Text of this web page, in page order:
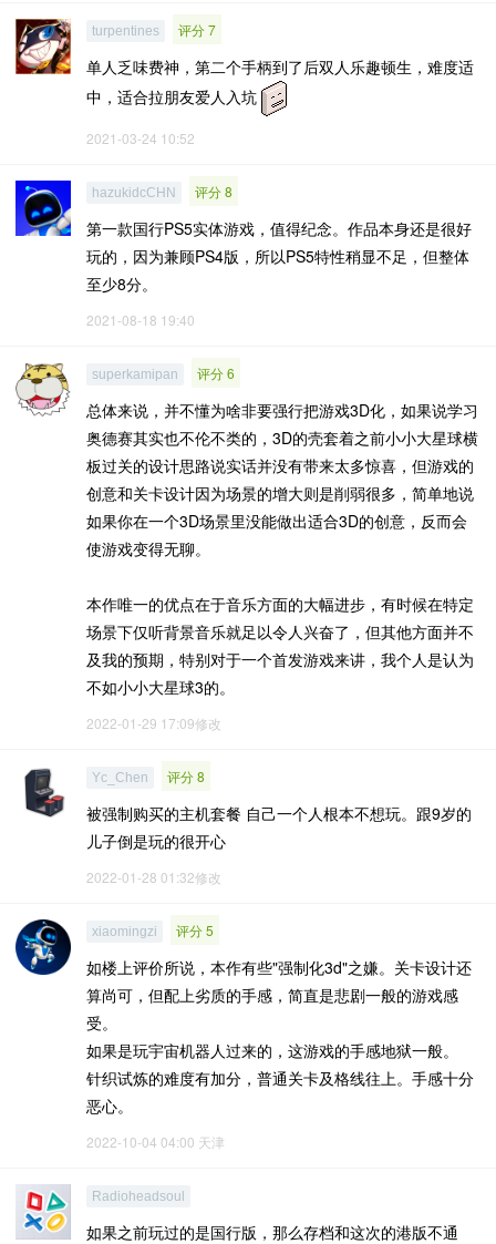
turpentines 评分 7
单人乏味费神，第二个手柄到了后双人乐趣顿生，难度适
中，适合拉朋友爱人入坑
2021-03-24 10:52
hazukidcCHN 评分 8
第一款国行PS5实体游戏，值得纪念。作品本身还是很好
玩的，因为兼顾PS4版，所以PS5特性稍显不足，但整体
至少8分。
2021-08-18 19:40
superkamipan 评分 6
总体来说，并不懂为啥非要强行把游戏3D化，如果说学习
奥德赛其实也不伦不类的，3D的壳套着之前小小大星球横
板过关的设计思路说实话并没有带来太多惊喜，但游戏的
创意和关卡设计因为场景的增大则是削弱很多，简单地说
如果你在一个3D场景里没能做出适合3D的创意，反而会
使游戏变得无聊。
本作唯一的优点在于音乐方面的大幅进步，有时候在特定
场景下仅听背景音乐就足以令人兴奋了，但其他方面并不
及我的预期，特别对于一个首发游戏来讲，我个人是认为
不如小小大星球3的。
2022-01-29 17:09修改
Yc_Chen 评分 8
被强制购买的主机套餐 自己一个人根本不想玩。跟9岁的
儿子倒是玩的很开心
2022-01-28 01:32修改
xiaomingzi 评分 5
如楼上评价所说，本作有些"强制化3d"之嫌。关卡设计还
算尚可，但配上劣质的手感，简直是悲剧一般的游戏感
受。
如果是玩宇宙机器人过来的，这游戏的手感地狱一般。
针织试炼的难度有加分，普通关卡及格线往上。手感十分
恶心。
2022-10-04 04:00 天津
Radioheadsoul
如果之前玩过的是国行版，那么存档和这次的港版不通